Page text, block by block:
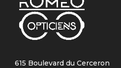
615 Boulevard du Cerceron